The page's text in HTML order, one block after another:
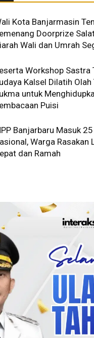
Kota Banjarmasin
Doorprize
Wali dan Umrah
Workshop Sastra
Kalsel Dilatih Olah
untuk
Puisi
Banjarbaru Masuk
Warga Rasakan
dan Ramah